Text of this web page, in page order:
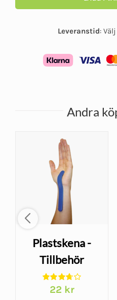
Leveranstid:
Andra
Plastskena -
Tillbehör
22 kr